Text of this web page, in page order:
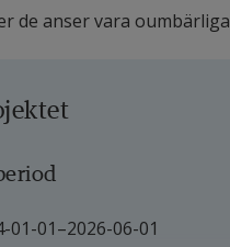
de anser vara
01-01–2026-06-01